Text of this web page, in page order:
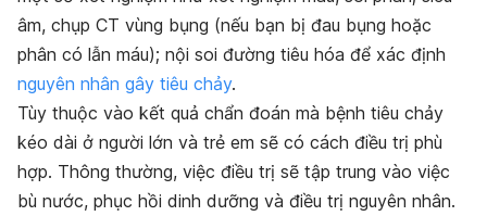
âm, chụp CT vùng bụng (nếu bạn bị đau bụng hoặc
phân có lẫn máu); nội soi đường tiêu hóa để xác định
nguyên nhân gây tiêu chảy.
Tùy thuộc vào kết quả chẩn đoán mà bệnh tiêu chảy
kéo dài ở người lớn và trẻ em sẽ có cách điều trị phù
hợp. Thông thường, việc điều trị sẽ tập trung vào việc
bù nước, phục hồi dinh dưỡng và điều trị nguyên nhân.